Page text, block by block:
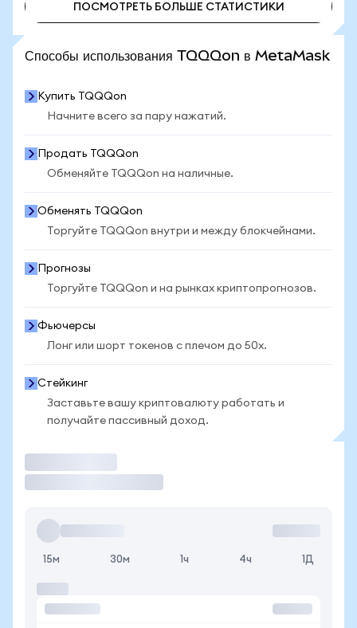
ПОСМОТРЕТЬ БОЛЬШЕ СТАТИСТИКИ
Способы использования TQQQon в MetaMask
Купить TQQQon
Начните всего за пару нажатий.
Продать TQQQon
Обменяйте TQQQon на наличные.
Обменять TQQQon
Торгуйте TQQQon внутри и между блокчейнами.
Прогнозы
Торгуйте TQQQon и на рынках криптопрогнозов.
Фьючерсы
Лонг или шорт токенов с плечом до 50x.
Стейкинг
Заставьте вашу криптовалюту работать и
получайте пассивный доход.
15м 30м 1ч 4ч 1Д